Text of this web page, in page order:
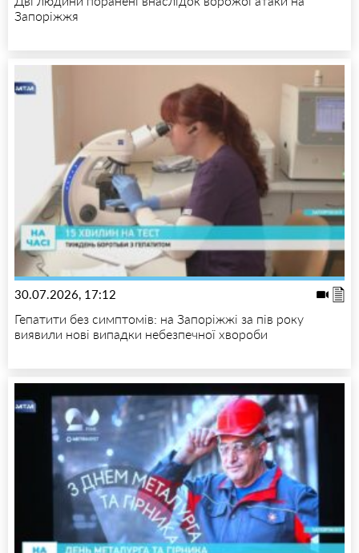
Запоріжжя
30.07.2026, 17:12
Гепатити без симптомів: на Запоріжжі за пів року
виявили нові випадки небезпечної хвороби